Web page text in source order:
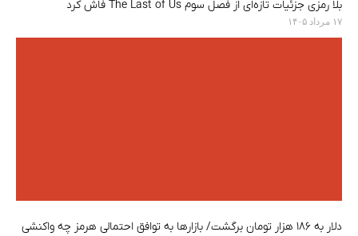
بلا رمزی جزئیات تازه‌ای از فصل سوم The Last of Us فاش کرد
۱۷ مرداد ۱۴۰۵
دلار به ۱۸۶ هزار تومان برگشت/ بازارها به توافق احتمالی هرمز چه واکنشی